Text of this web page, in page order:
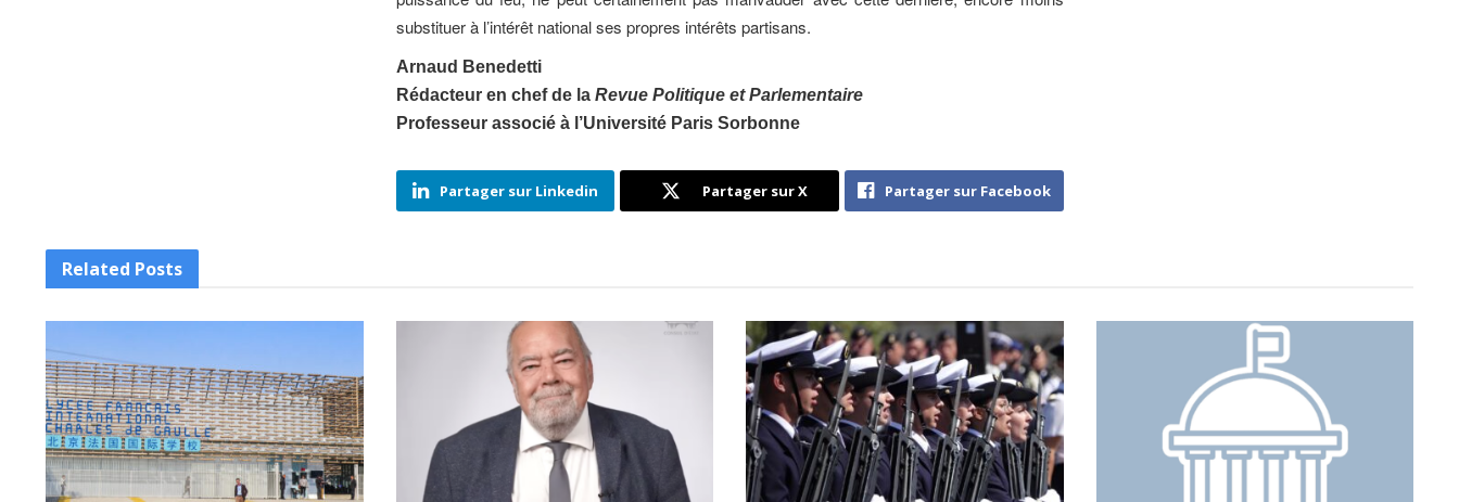
substituer à l’intérêt national ses propres intérêts partisans.
Arnaud Benedetti
Rédacteur en chef de la Revue Politique et Parlementaire
Professeur associé à l’Université Paris Sorbonne
Partager sur Linkedin Partager sur X Partager sur Facebook
Related Posts